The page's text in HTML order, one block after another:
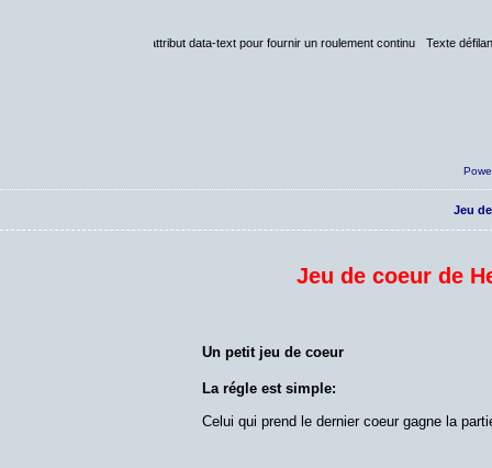
en css et l'utilisation de l'attribut data-text pour fournir un roulement continu
Jeu
Jeu de coeur de
Un petit jeu de coeur
La régle est simple:
Celui qui prend le dernier coeur gagne la